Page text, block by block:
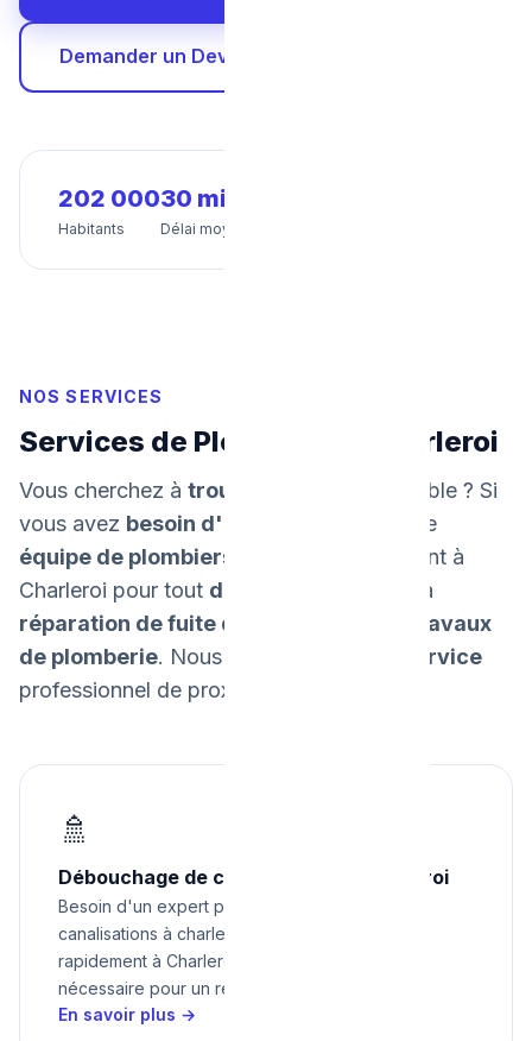
Demander un Devis Gratuit
202 000
Habitants
30 min
Délai moyen
NOS SERVICES
Services de Plomberie à Charleroi
Vous cherchez à trouver un plombier
fiable ? Si
vous avez besoin d'un dépannage
, notre
équipe de plombiers
intervient rapidement à
Charleroi pour tout dépannage urgent
, la
réparation de fuite d'eau
travaux
de plomberie. Nous
garantissons un service
professionnel de proximité.
🚿
Débouchage de canalisations à Charleroi
Besoin d'un expert pour débouchage de
canalisations à charleroi ? Nous intervenons
rapidement à Charleroi avec tout le matériel
nécessaire pour un résultat impeccable.
En savoir plus →